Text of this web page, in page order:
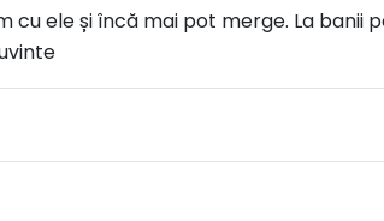
cu ele și încă mai pot merge. La banii